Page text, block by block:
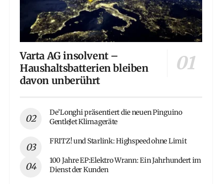
Varta AG insolvent –
Haushaltsbatterien bleiben
davon unberührt
De’Longhi präsentiert die neuen Pinguino
GentleJet Klimageräte
FRITZ! und Starlink: Highspeed ohne Limit
100 Jahre EP:Elektro Wrann: Ein Jahrhundert im
Dienst der Kunden